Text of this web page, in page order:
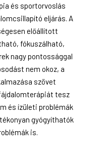
és sportorvoslás
eljárás. A
előállított
fókuszálható,
nagy pontossággal
nem okoz, a
szövet
tesz
és ízületi problémák
gyógyíthatók
is.